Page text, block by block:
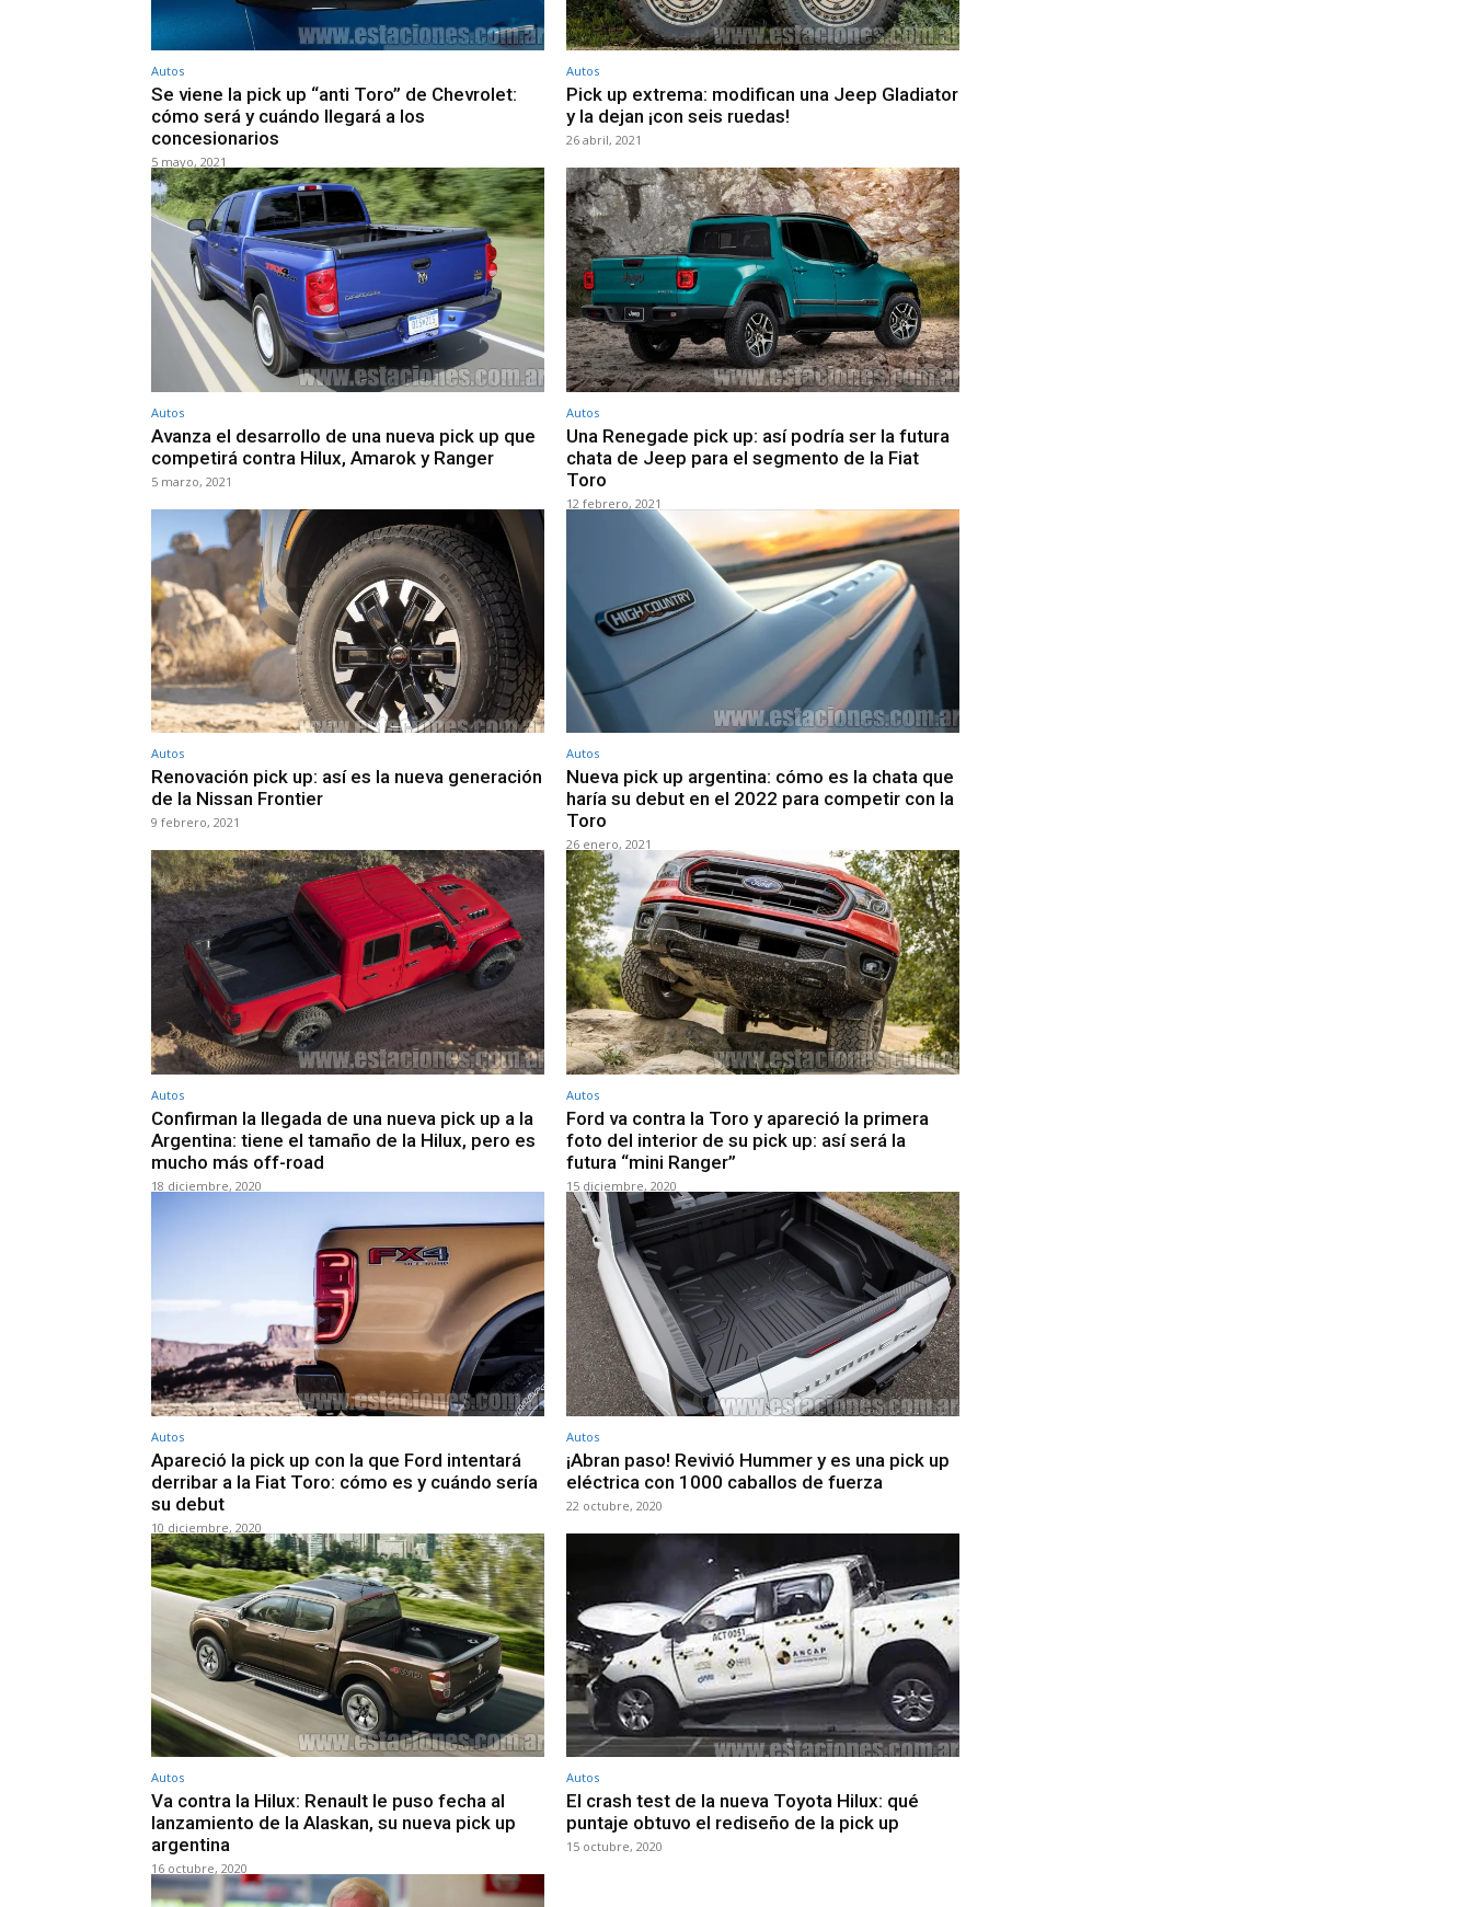
Autos
Se viene la pick up “anti Toro” de Chevrolet:
cómo será y cuándo llegará a los
concesionarios
5 mayo, 2021
Autos
Pick up extrema: modifican una Jeep Gladiator
y la dejan ¡con seis ruedas!
26 abril, 2021
Autos
Avanza el desarrollo de una nueva pick up que
competirá contra Hilux, Amarok y Ranger
5 marzo, 2021
Autos
Una Renegade pick up: así podría ser la futura
chata de Jeep para el segmento de la Fiat
Toro
12 febrero, 2021
Autos
Renovación pick up: así es la nueva generación
de la Nissan Frontier
9 febrero, 2021
Autos
Nueva pick up argentina: cómo es la chata que
haría su debut en el 2022 para competir con la
Toro
26 enero, 2021
Autos
Confirman la llegada de una nueva pick up a la
Argentina: tiene el tamaño de la Hilux, pero es
mucho más off-road
18 diciembre, 2020
Autos
Ford va contra la Toro y apareció la primera
foto del interior de su pick up: así será la
futura “mini Ranger”
15 diciembre, 2020
Autos
Apareció la pick up con la que Ford intentará
derribar a la Fiat Toro: cómo es y cuándo sería
su debut
10 diciembre, 2020
Autos
¡Abran paso! Revivió Hummer y es una pick up
eléctrica con 1000 caballos de fuerza
22 octubre, 2020
Autos
Va contra la Hilux: Renault le puso fecha al
lanzamiento de la Alaskan, su nueva pick up
argentina
16 octubre, 2020
Autos
El crash test de la nueva Toyota Hilux: qué
puntaje obtuvo el rediseño de la pick up
15 octubre, 2020